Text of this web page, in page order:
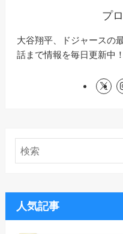
プ
大谷翔平、ドジャースの
話まで情報を毎日更新中！
人気記事